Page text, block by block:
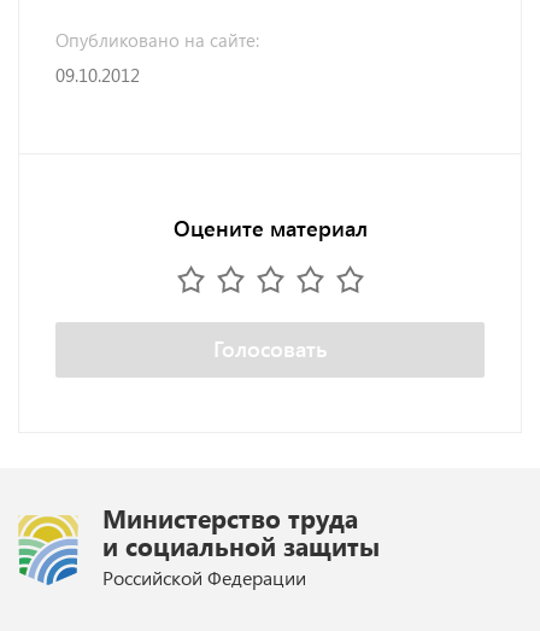
Опубликовано на сайте:
09.10.2012
Оцените материал
Голосовать
Министерство труда
и социальной защиты
Российской Федерации